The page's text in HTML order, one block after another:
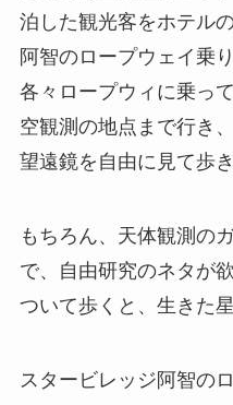
泊した観光客をホテル
阿智のロープウェイ乗
各々ロープウィに乗っ
空観測の地点まで行き
望遠鏡を自由に見て歩き
もちろん、天体観測の
で、自由研究のネタが
ついて歩くと、生きた
スタービレッジ阿智の